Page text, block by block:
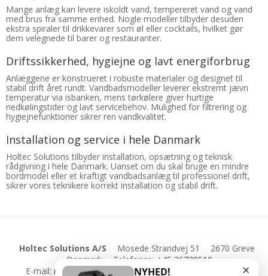
Mange anlæg kan levere iskoldt vand, tempereret vand og vand
med brus fra samme enhed. Nogle modeller tilbyder desuden
ekstra spiraler til drikkevarer som øl eller cocktails, hvilket gør
dem velegnede til barer og restauranter.
Driftssikkerhed, hygiejne og lavt energiforbrug
Anlæggene er konstrueret i robuste materialer og designet til
stabil drift året rundt. Vandbadsmodeller leverer ekstremt jævn
temperatur via isbanken, mens tørkølere giver hurtige
nedkølingstider og lavt servicebehov. Mulighed for filtrering og
hygiejnefunktioner sikrer ren vandkvalitet.
Installation og service i hele Danmark
Holtec Solutions tilbyder installation, opsætning og teknisk
rådgivning i hele Danmark. Uanset om du skal bruge en mindre
bordmodel eller et kraftigt vandbadsanlæg til professionel drift,
sikrer vores teknikere korrekt installation og stabil drift.
Holtec Solutions A/S Mosede Strandvej 51
2670 Greve
Danmark
Telefonnr.: +45 36728510
E-mail: mail@holtecsolutions.dk CVR-nummer 18543907
×
NYHED!